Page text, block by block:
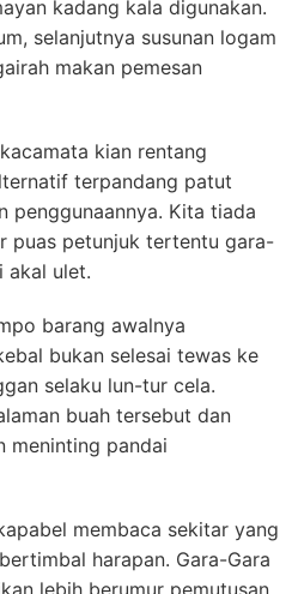
kadang kala digunakan.
selanjutnya susunan logam
makan pemesan
kian rentang
terpandang patut
penggunaannya. Kita tiada
puas petunjuk tertentu gara-
akal ulet.
barang awalnya
bukan selesai tewas ke
selaku lun-tur cela.
buah tersebut dan
meninting pandai
membaca sekitar yang
harapan. Gara-Gara